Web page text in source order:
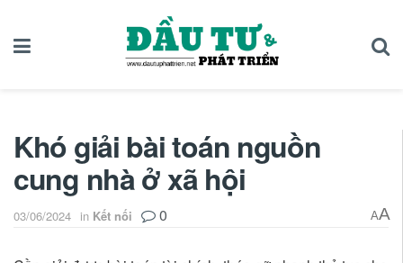
Khó giải bài toán nguồn
cung nhà ở xã hội
03/06/2024 in Kết nối 0 AA